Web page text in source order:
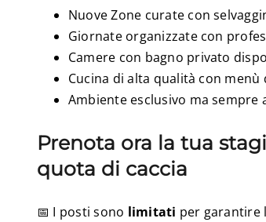
Nuove Zone curate con
Giornate organizzate con
Camere con bagno privato
Cucina di alta qualità con
Ambiente esclusivo ma sempre
Prenota ora la tua
quota di caccia
📅 I posti sono limitati per garantire